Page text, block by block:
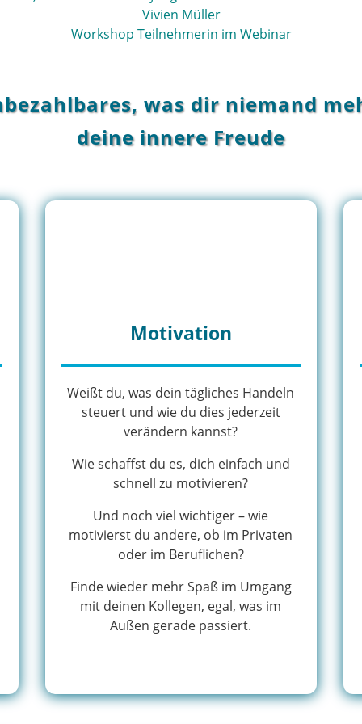
Vivien Müller
Workshop Teilnehmerin im Webinar
was dir niemand
deine innere Freude
Motivation
Weißt du, was dein tägliches Handeln
steuert und wie du dies jederzeit
verändern kannst?
Wie schaffst du es, dich einfach und
schnell zu motivieren?
Und noch viel wichtiger – wie
motivierst du andere, ob im Privaten
oder im Beruflichen?
Finde wieder mehr Spaß im Umgang
mit deinen Kollegen, egal, was im
Außen gerade passiert.